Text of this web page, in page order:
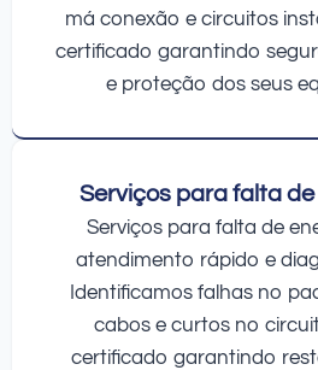
má conexão e circuitos
certificado garantindo
e proteção dos seus
Serviços para falta de
Serviços para falta de
atendimento rápido e
Identificamos falhas no
cabos e curtos no
certificado garantindo